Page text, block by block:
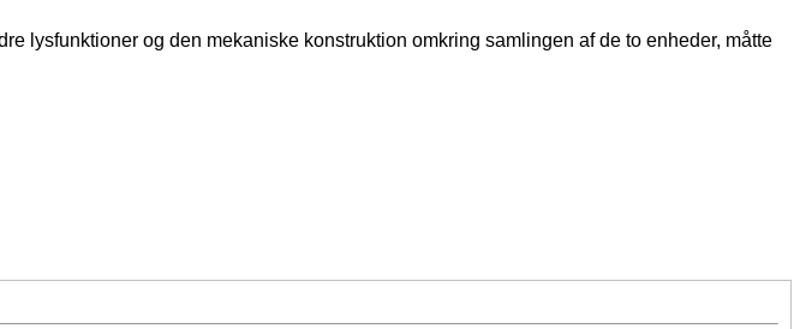
lysfunktioner og den mekaniske konstruktion omkring samlingen af de to enheder, måtte